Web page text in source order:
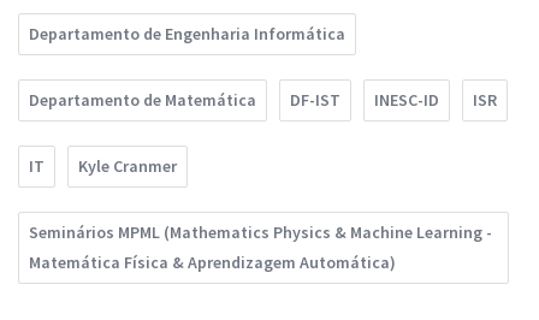
Departamento de Engenharia Informática
Departamento de Matemática DF-IST INESC-ID ISR
IT Kyle Cranmer
Seminários MPML (Mathematics Physics & Machine Learning -
Matemática Física & Aprendizagem Automática)